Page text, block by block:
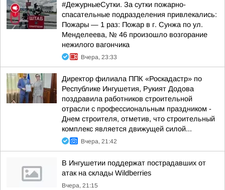
#ДежурныеСутки. За сутки пожарно-
спасательные подразделения привлекались:
Пожары — 1 раз: Пожар в г. Сунжа по ул.
Менделеева, № 46 произошло возгорание
нежилого вагончика
Вчера, 23:33
Директор филиала ППК «Роскадастр» по
Республике Ингушетия, Рукият Додова
поздравила работников строительной
отрасли с профессиональным праздником -
Днем строителя, отметив, что строительный
комплекс является движущей силой...
Вчера, 21:42
В Ингушетии поддержат пострадавших от
атак на склады Wildberries
Вчера, 21:15